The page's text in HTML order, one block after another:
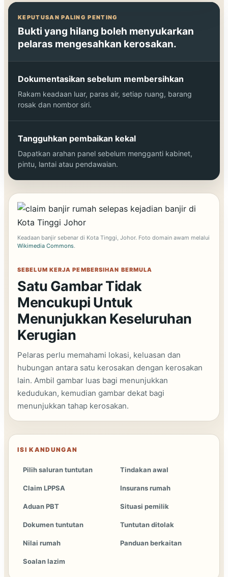
KEPUTUSAN PALING PENTING
Bukti yang hilang boleh menyukarkan
pelaras mengesahkan kerosakan.
Dokumentasikan sebelum membersihkan
Rakam keadaan luar, paras air, setiap ruang, barang
rosak dan nombor siri.
Tangguhkan pembaikan kekal
Dapatkan arahan panel sebelum mengganti kabinet,
pintu, lantai atau pendawaian.
Keadaan banjir sebenar di Kota Tinggi, Johor. Foto domain awam melalui
Wikimedia Commons.
SEBELUM KERJA PEMBERSIHAN BERMULA
Satu Gambar Tidak
Mencukupi Untuk
Menunjukkan Keseluruhan
Kerugian
Pelaras perlu memahami lokasi, keluasan dan
hubungan antara satu kerosakan dengan kerosakan
lain. Ambil gambar luas bagi menunjukkan
kedudukan, kemudian gambar dekat bagi
menunjukkan tahap kerosakan.
ISI KANDUNGAN
Pilih saluran tuntutan Tindakan awal
Claim LPPSA Insurans rumah
Aduan PBT Situasi pemilik
Dokumen tuntutan Tuntutan ditolak
Nilai rumah Panduan berkaitan
Soalan lazim